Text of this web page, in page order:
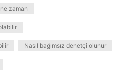
zaman
Nasıl bağımsız denetçi olunur